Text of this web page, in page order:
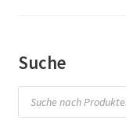
Suche
Products
search